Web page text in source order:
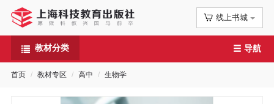
线上书城
教材分类
首
页
导航
首页 教材专区 高中 生物学